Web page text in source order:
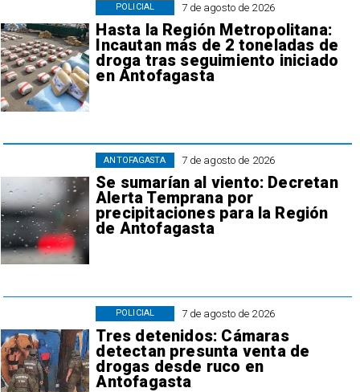
7 de agosto de 2026
Hasta la Región Metropolitana:
Incautan más de 2 toneladas de
droga tras seguimiento iniciado
en Antofagasta
POLICIAL
7 de agosto de 2026
Se sumarían al viento: Decretan
Alerta Temprana por
precipitaciones para la Región
de Antofagasta
ANTOFAGASTA
7 de agosto de 2026
Tres detenidos: Cámaras
detectan presunta venta de
drogas desde ruco en
Antofagasta
POLICIAL